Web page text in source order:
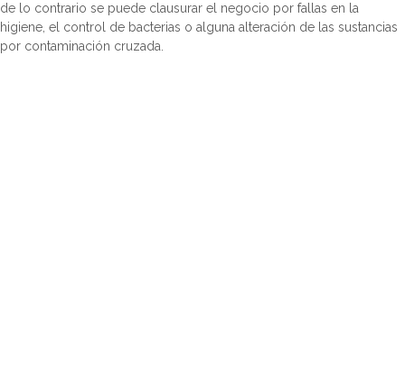
de lo contrario se puede clausurar el negocio por fallas en la
higiene, el control de bacterias o alguna alteración de las sustancias
por contaminación cruzada.